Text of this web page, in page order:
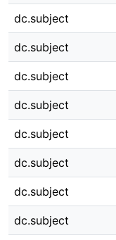
dc.subject
dc.subject
dc.subject
dc.subject
dc.subject
dc.subject
dc.subject
dc.subject